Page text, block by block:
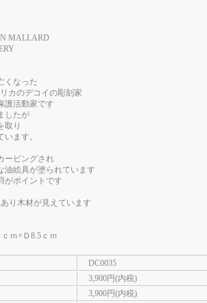
MALLARD
くなった
カのデコイの彫刻家
活動家です
したが
取り
ます。
ービングされ
油絵具が塗られています
がポイントです
り木材が見えています
ｍ×Ｄ8.5ｃｍ
DC0035
3,900円(内税)
3,900円(内税)